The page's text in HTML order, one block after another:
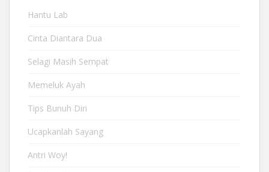
Hantu Lab
Cinta Diantara Dua
Selagi Masih Sempat
Memeluk Ayah
Tips Bunuh Diri
Ucapkanlah Sayang
Antri Woy!